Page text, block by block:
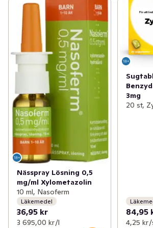
Nässpray Lösning 0,5
mg/ml Xylometazolin
10 ml, Nasoferm
Läkemedel
36,95 kr
3 695,00 kr /l
3mg
20 st,
84,95
4,25 kr